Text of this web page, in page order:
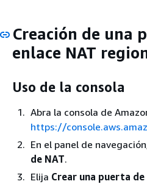
Creación de una
enlace NAT
Uso de la consola
Abra la consola de
https://
En el panel de
de NAT.
Elija Crear una puerta de